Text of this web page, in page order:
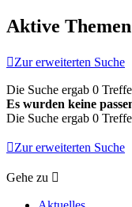
Aktive Themen
Zur erweiterten Suche
Die Suche ergab 0
Es wurden keine
Die Suche ergab 0
Zur erweiterten Suche
Gehe zu